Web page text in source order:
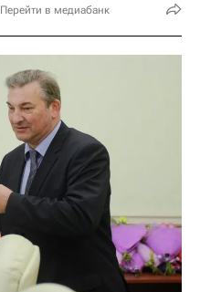
Перейти в медиабанк